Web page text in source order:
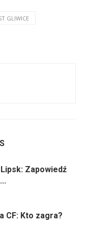
GLIWICE
Zapowiedź
CF: Kto zagra?